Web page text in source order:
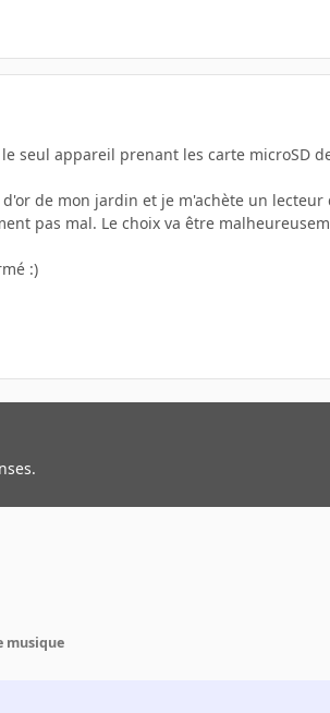
seul appareil prenant les carte microSD
de mon jardin et je m'achète un
pas mal. Le choix va être
:)
musique